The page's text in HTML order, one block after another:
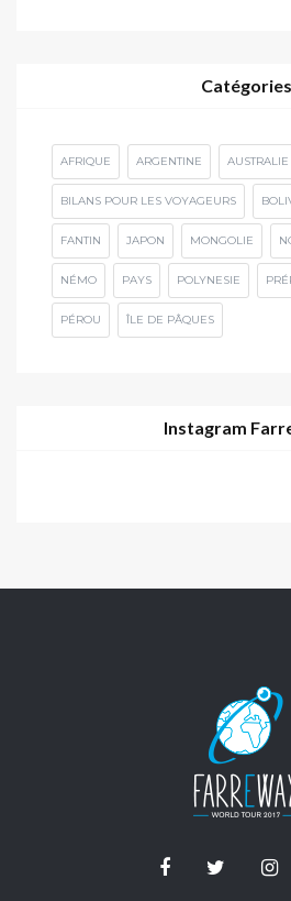
Catégories
AFRIQUE ARGENTINE AUSTRALIE
BILANS POUR LES VOYAGEURS
FANTIN JAPON MONGOLIE
NÉMO PAYS POLYNESIE
PÉROU ÎLE DE PÂQUES
Instagram